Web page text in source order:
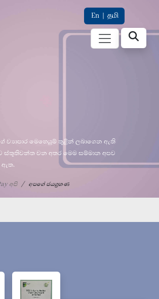
En | தமி
ව්‍යාපාර මෙහෙයුම් තුළින් ලබාගෙන ඇති
ස්තූතිවන්ත වන අතර මෙම සම්මාන අපව
ඇත.
අපි අපගේ ජයග්‍රහණ